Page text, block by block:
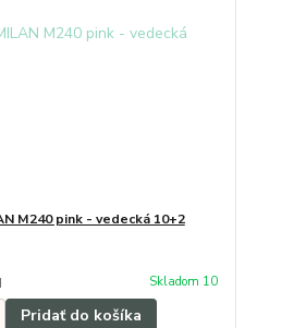
M240 pink - vedecká 10+2
Skladom 10
Pridať do košíka